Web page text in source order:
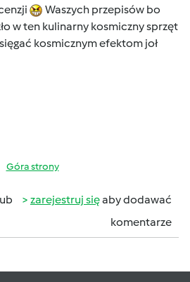
Waszych przepisów bo
w ten kulinarny kosmiczny sprzęt
kosmicznym efektom joł
Góra strony
zarejestruj sięaby dodawać
komentarze